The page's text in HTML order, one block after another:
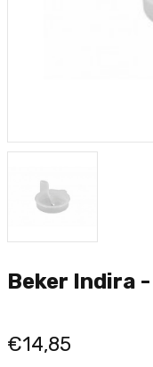
Beker Indira
€14,85